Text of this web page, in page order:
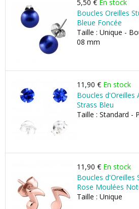
5,50 € En stock
Boucles Oreilles
Bleue Foncée
Taille : Unique -
08 mm
11,90 € En stock
Boucles d'Oreilles
Strass Bleu
Taille : Standard -
11,90 € En stock
Boucles d'Oreilles
Rose Moulées
Taille : Unique